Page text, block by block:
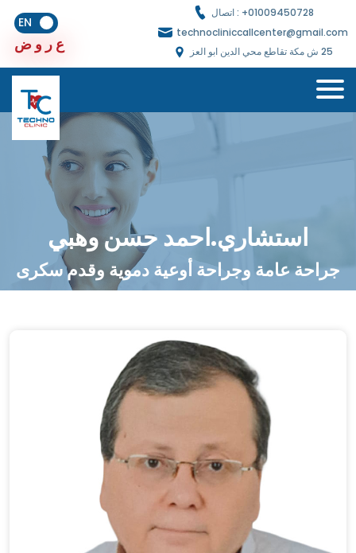
اتصال : +01009450728
technocliniccallcenter@gmail.com
25 ش مكة تقاطع محي الدين ابو العز
ع ر وض
EN
استشاري.احمد حسن وهبي
جراحة عامة وجراحة أوعية دموية وقدم سكرى